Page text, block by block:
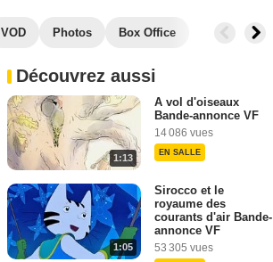
VOD Photos Box Office
Découvrez aussi
1:13
A vol d'oiseaux
Bande-annonce VF
14 086 vues
EN SALLE
1:05
Sirocco et le
royaume des
courants d'air Bande-
annonce VF
53 305 vues